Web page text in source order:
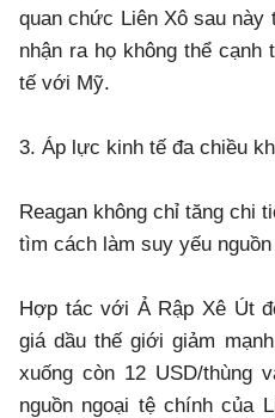
quan chức Liên Xô sau này
nhận ra họ không thể cạnh
tế với Mỹ.
3. Áp lực kinh tế đa chiều
Reagan không chỉ tăng chi
tìm cách làm suy yếu
Hợp tác với Ả Rập Xê Út
giá dầu thế giới giảm
xuống còn 12 USD/thùng
nguồn ngoại tệ chính của